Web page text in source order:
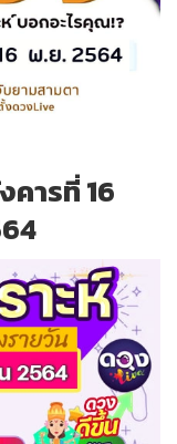
คารที่ 16